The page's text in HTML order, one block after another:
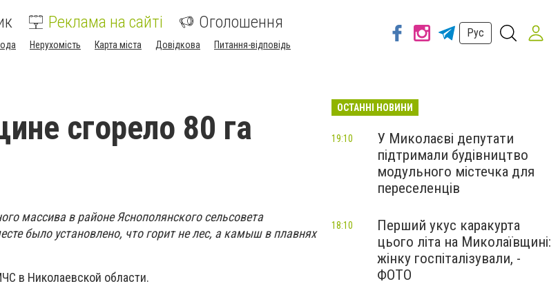
Реклама на сайті Оголошення
Нерухомість Карта міста Довідкова Питання-відповідь
Рус
сгорело 80 га
массива в районе Яснополянского сельсовета
было установлено, что горит не лес, а камыш в плавнях
в Николаевской области.
ОСТАННІ НОВИНИ
У Миколаєві депутати
підтримали будівництво
модульного містечка для
переселенців
19:10
Перший укус каракурта
цього літа на Миколаївщині:
жінку госпіталізували, -
ФОТО
18:10